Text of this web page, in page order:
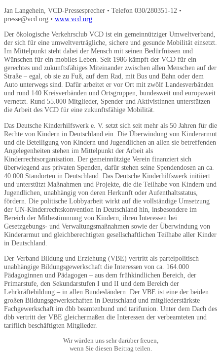
Jan Langehein, VCD-Pressesprecher • Telefon 030/280351-12 •
presse@vcd.org • www.vcd.org
Der ökologische Verkehrsclub VCD ist ein gemeinnütziger Umweltverband,
der sich für eine umweltverträgliche, sichere und gesunde Mobilität einsetzt.
Im Mittelpunkt steht dabei der Mensch mit seinen Bedürfnissen und
Wünschen für ein mobiles Leben. Seit 1986 kämpft der VCD für ein
gerechtes und zukunftsfähiges Miteinander zwischen allen Menschen auf der
Straße – egal, ob sie zu Fuß, auf dem Rad, mit Bus und Bahn oder dem
Auto unterwegs sind. Dafür arbeitet er vor Ort mit zwölf Landesverbänden
und rund 140 Kreisverbänden und Ortsgruppen, bundesweit und europaweit
vernetzt. Rund 55.000 Mitglieder, Spender und Aktivistinnen unterstützen
die Arbeit des VCD für eine zukunftsfähige Mobilität.
Das Deutsche Kinderhilfswerk e. V. setzt sich seit mehr als 50 Jahren für die
Rechte von Kindern in Deutschland ein. Die Überwindung von Kinderarmut
und die Beteiligung von Kindern und Jugendlichen an allen sie betreffenden
Angelegenheiten stehen im Mittelpunkt der Arbeit als
Kinderrechtsorganisation. Der gemeinnützige Verein finanziert sich
überwiegend aus privaten Spenden, dafür stehen seine Spendendosen an ca.
40.000 Standorten in Deutschland. Das Deutsche Kinderhilfswerk initiiert
und unterstützt Maßnahmen und Projekte, die die Teilhabe von Kindern und
Jugendlichen, unabhängig von deren Herkunft oder Aufenthaltsstatus,
fördern. Die politische Lobbyarbeit wirkt auf die vollständige Umsetzung
der UN-Kinderrechtskonvention in Deutschland hin, insbesondere im
Bereich der Mitbestimmung von Kindern, ihren Interessen bei
Gesetzgebungs- und Verwaltungsmaßnahmen sowie der Überwindung von
Kinderarmut und gleichberechtigten gesellschaftlichen Teilhabe aller Kinder
in Deutschland.
Der Verband Bildung und Erziehung (VBE) vertritt als parteipolitisch
unabhängige Bildungsgewerkschaft die Interessen von ca. 164.000
Pädagoginnen und Pädagogen – aus dem frühkindlichen Bereich, der
Primarstufe, den Sekundarstufen I und II und dem Bereich der
Lehrkräftebildung – in allen Bundesländern. Der VBE ist eine der beiden
großen Bildungsgewerkschaften in Deutschland und mitgliederstärkste
Fachgewerkschaft im dbb beamtenbund und tarifunion. Unter dem Dach des
dbb vertritt der VBE gleichermaßen die Interessen der verbeamteten und
tariflich beschäftigten Mitglieder.
Wir würden uns sehr darüber freuen,
wenn Sie diesen Beitrag teilen.